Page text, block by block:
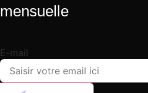
mensuelle
E-mail